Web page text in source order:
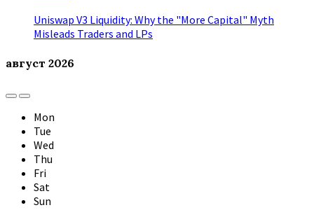
Uniswap V3 Liquidity: Why the "More Capital" Myth
Misleads Traders and LPs
август 2026
Previous
Month
Next
Month
Mon
Tue
Wed
Thu
Fri
Sat
Sun